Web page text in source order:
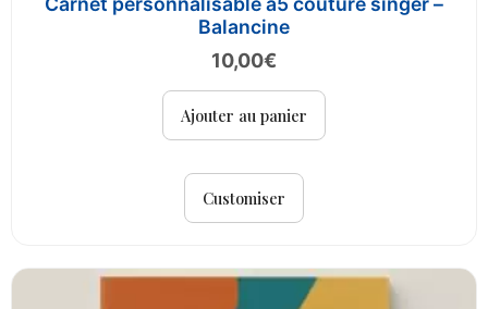
Balancine
10,00€
Ajouter au panier
Customiser